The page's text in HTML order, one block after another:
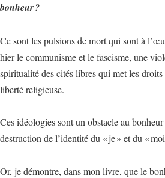
bonheur ?
Ce sont les pulsions de mort qui sont à
hier le communisme et le fascisme, une
spiritualité des cités libres qui met les
liberté religieuse.
Ces idéologies sont un obstacle au
destruction de l’identité du « je » et du «
Or, je démontre, dans mon livre, que le